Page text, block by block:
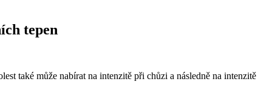
tepen
také může nabírat na intenzitě při chůzi a následně na intenzitě